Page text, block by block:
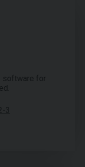
software for